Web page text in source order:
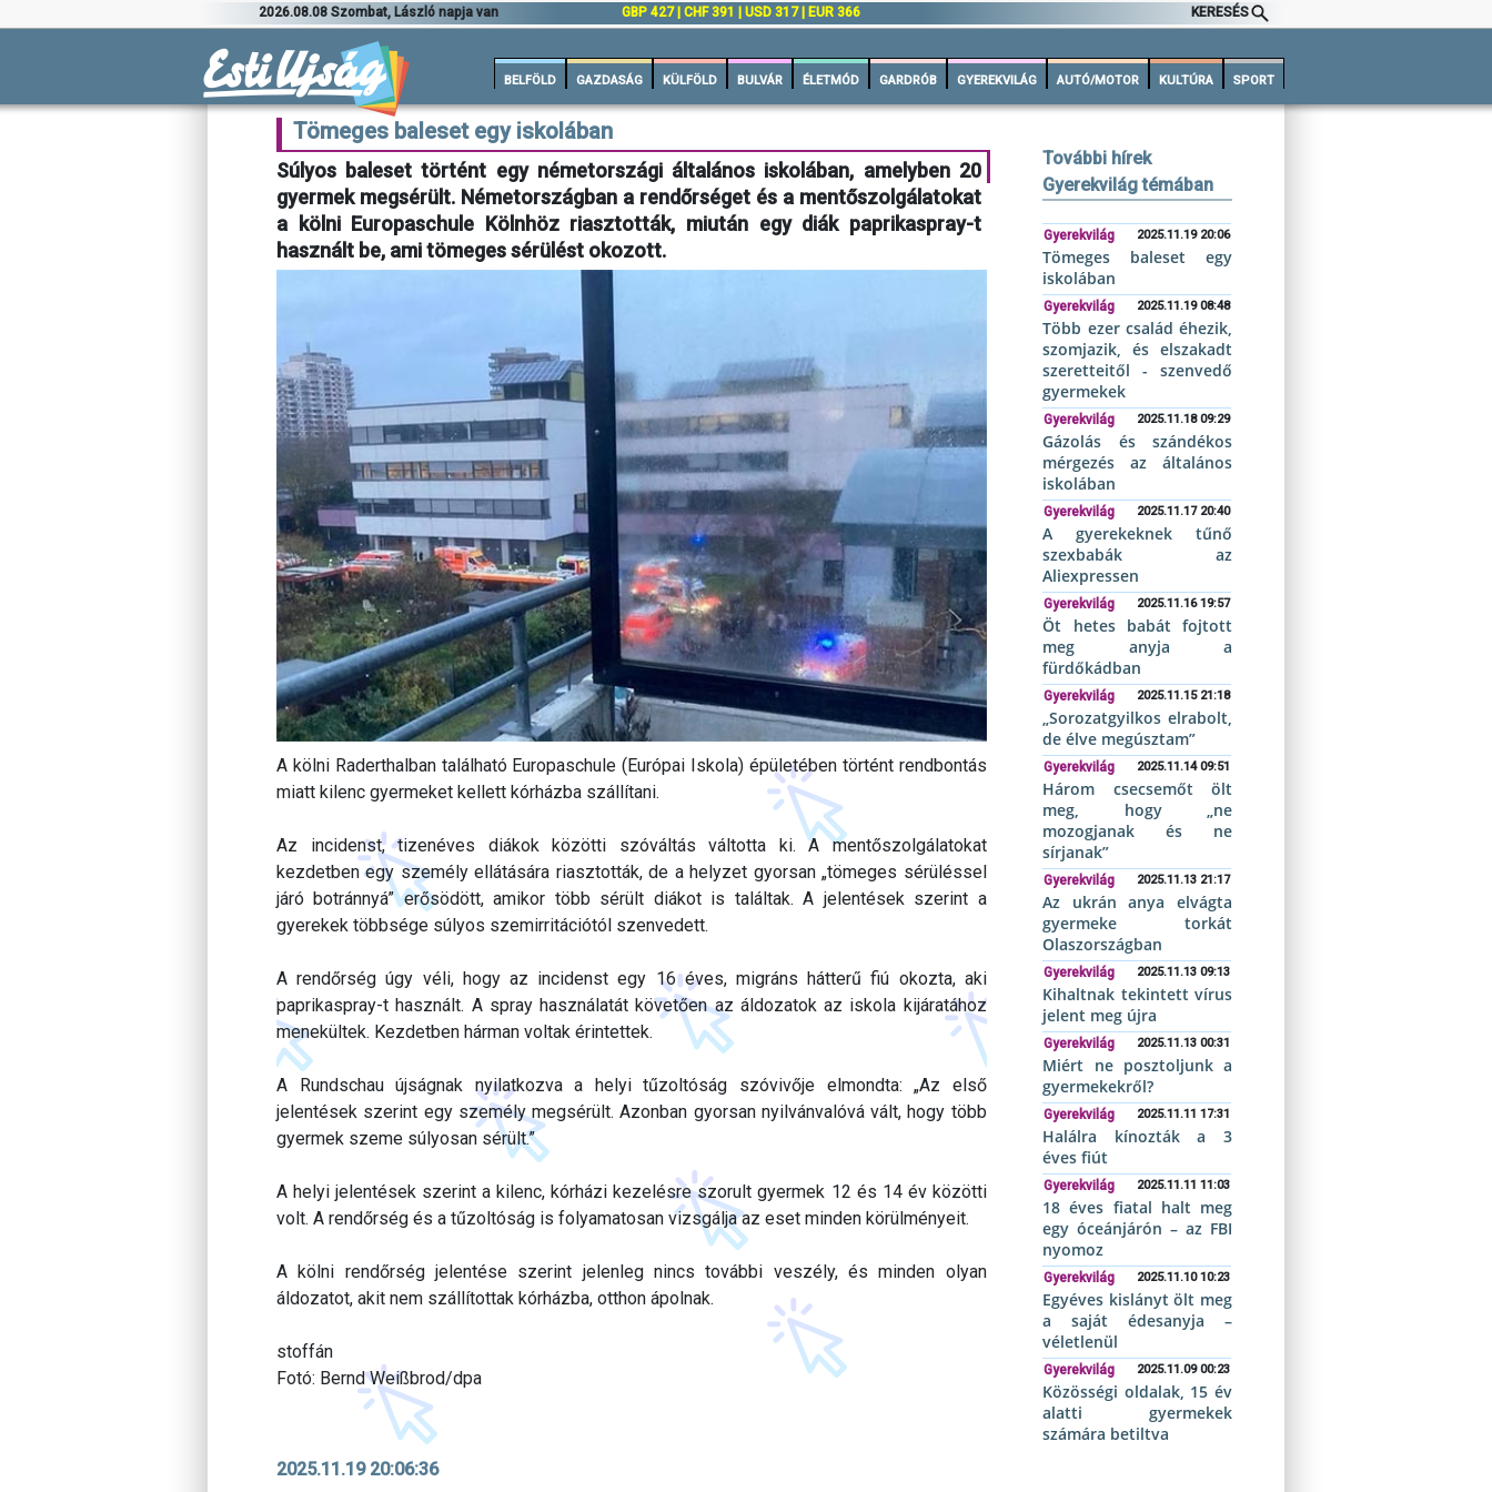
2026.08.08 Szombat, László napja van GBP 427 | CHF 391 | USD 317 | EUR 366 KERESÉS
BELFÖLD GAZDASÁG KÜLFÖLD BULVÁR ÉLETMÓD GARDRÓB GYEREKVILÁG AUTÓ/MOTOR KULTÚRA SPORT
Tömeges baleset egy iskolában
Súlyos baleset történt egy németországi általános iskolában, amelyben 20
gyermek megsérült. Németországban a rendőrséget és a mentőszolgálatokat
a kölni Europaschule Kölnhöz riasztották, miután egy diák paprikaspray-t
használt be, ami tömeges sérülést okozott.
A kölni Raderthalban található Europaschule (Európai Iskola) épületében történt rendbontás
miatt kilenc gyermeket kellett kórházba szállítani.
Az incidenst, tizenéves diákok közötti szóváltás váltotta ki. A mentőszolgálatokat
kezdetben egy személy ellátására riasztották, de a helyzet gyorsan „tömeges sérüléssel
járó botránnyá” erősödött, amikor több sérült diákot is találtak. A jelentések szerint a
gyerekek többsége súlyos szemirritációtól szenvedett.
A rendőrség úgy véli, hogy az incidenst egy 16 éves, migráns hátterű fiú okozta, aki
paprikaspray-t használt. A spray használatát követően az áldozatok az iskola kijáratához
menekültek. Kezdetben hárman voltak érintettek.
A Rundschau újságnak nyilatkozva a helyi tűzoltóság szóvivője elmondta: „Az első
jelentések szerint egy személy megsérült. Azonban gyorsan nyilvánvalóvá vált, hogy több
gyermek szeme súlyosan sérült.”
A helyi jelentések szerint a kilenc, kórházi kezelésre szorult gyermek 12 és 14 év közötti
volt. A rendőrség és a tűzoltóság is folyamatosan vizsgálja az eset minden körülményeit.
A kölni rendőrség jelentése szerint jelenleg nincs további veszély, és minden olyan
áldozatot, akit nem szállítottak kórházba, otthon ápolnak.
stoffán
Fotó: Bernd Weißbrod/dpa
2025.11.19 20:06:36
További hírek
Gyerekvilág témában
Gyerekvilág 2025.11.19 20:06
Tömeges baleset egy
iskolában
Gyerekvilág 2025.11.19 08:48
Több ezer család éhezik,
szomjazik, és elszakadt
szeretteitől - szenvedő
gyermekek
Gyerekvilág 2025.11.18 09:29
Gázolás és szándékos
mérgezés az általános
iskolában
Gyerekvilág 2025.11.17 20:40
A gyerekeknek tűnő
szexbabák az
Aliexpressen
Gyerekvilág 2025.11.16 19:57
Öt hetes babát fojtott
meg anyja a
fürdőkádban
Gyerekvilág 2025.11.15 21:18
„Sorozatgyilkos elrabolt,
de élve megúsztam”
Gyerekvilág 2025.11.14 09:51
Három csecsemőt ölt
meg, hogy „ne
mozogjanak és ne
sírjanak”
Gyerekvilág 2025.11.13 21:17
Az ukrán anya elvágta
gyermeke torkát
Olaszországban
Gyerekvilág 2025.11.13 09:13
Kihaltnak tekintett vírus
jelent meg újra
Gyerekvilág 2025.11.13 00:31
Miért ne posztoljunk a
gyermekekről?
Gyerekvilág 2025.11.11 17:31
Halálra kínozták a 3
éves fiút
Gyerekvilág 2025.11.11 11:03
18 éves fiatal halt meg
egy óceánjárón – az FBI
nyomoz
Gyerekvilág 2025.11.10 10:23
Egyéves kislányt ölt meg
a saját édesanyja –
véletlenül
Gyerekvilág 2025.11.09 00:23
Közösségi oldalak, 15 év
alatti gyermekek
számára betiltva